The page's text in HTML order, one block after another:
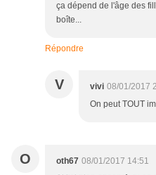
ça dépend de l'âge des
boîte...
Répondre
V vivi 08/01/2017
On peut TOUT
O oth67 08/01/2017 14:51